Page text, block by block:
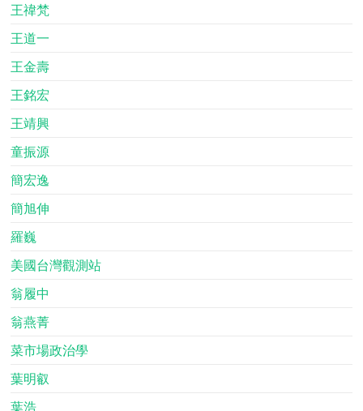
王禕梵
王道一
王金壽
王銘宏
王靖興
童振源
簡宏逸
簡旭伸
羅巍
美國台灣觀測站
翁履中
翁燕菁
菜市場政治學
葉明叡
葉浩